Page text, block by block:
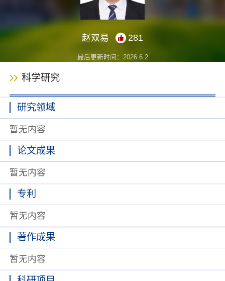
赵双易 281
最后更新时间： 2026.6.2
科学研究
研究领域
暂无内容
论文成果
暂无内容
专利
暂无内容
著作成果
暂无内容